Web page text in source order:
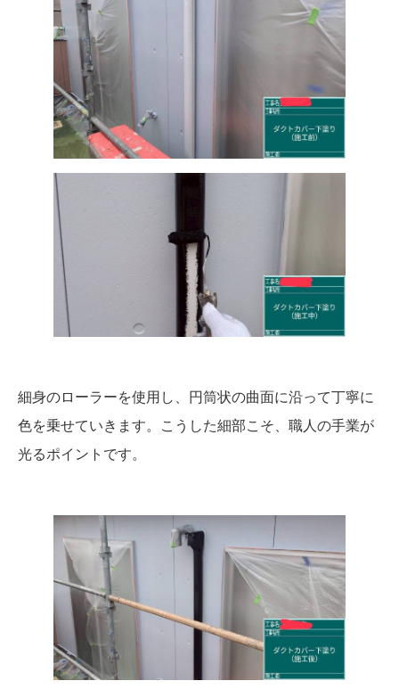
細身のローラーを使用し、円筒状の曲面に沿って丁寧に
色を乗せていきます。こうした細部こそ、職人の手業が
光るポイントです。